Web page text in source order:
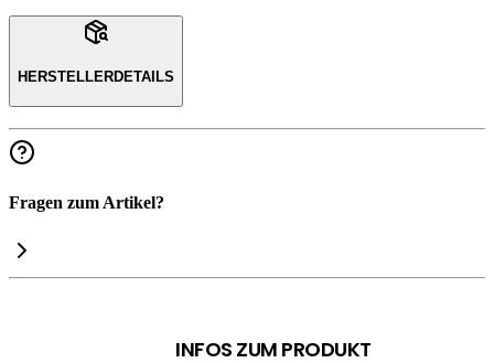
HERSTELLERDETAILS
Fragen zum Artikel?
INFOS ZUM PRODUKT